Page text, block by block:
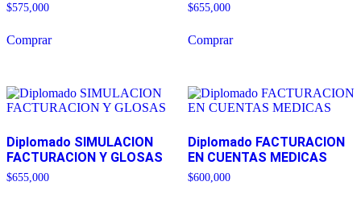
$575,000
Comprar
$655,000
Comprar
Diplomado SIMULACION
FACTURACION Y GLOSAS
$655,000
Diplomado FACTURACION
EN CUENTAS MEDICAS
$600,000